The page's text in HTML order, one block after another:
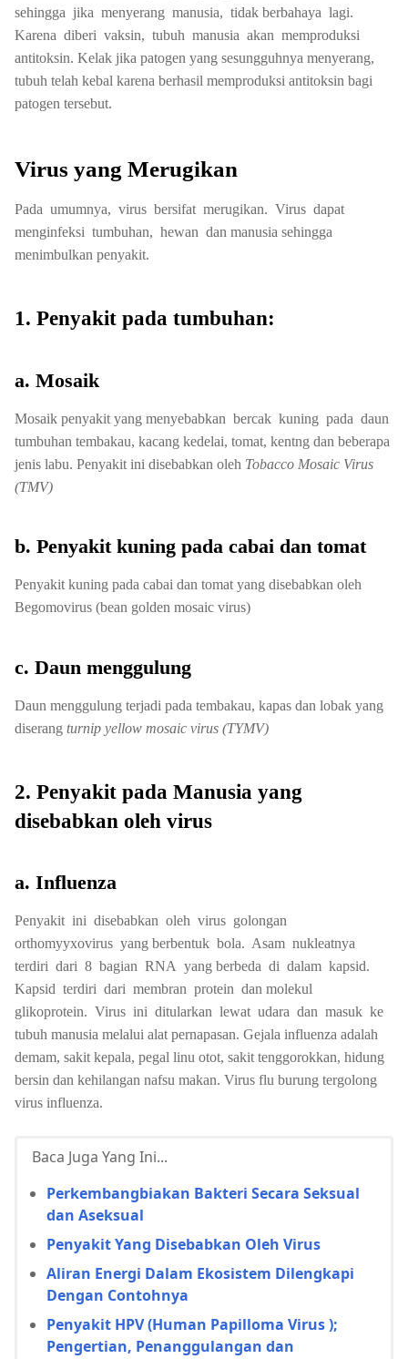
sehingga jika menyerang manusia, tidak berbahaya lagi.
Karena diberi vaksin, tubuh manusia akan memproduksi
antitoksin. Kelak jika patogen yang sesungguhnya menyerang,
tubuh telah kebal karena berhasil memproduksi antitoksin bagi
patogen tersebut.
Virus yang Merugikan
Pada umumnya, virus bersifat merugikan. Virus dapat
menginfeksi tumbuhan, hewan dan manusia sehingga
menimbulkan penyakit.
1. Penyakit pada tumbuhan:
a. Mosaik
Mosaik penyakit yang menyebabkan bercak kuning pada daun
tumbuhan tembakau, kacang kedelai, tomat, kentng dan beberapa
jenis labu. Penyakit ini disebabkan oleh Tobacco Mosaic Virus
(TMV)
b. Penyakit kuning pada cabai dan tomat
Penyakit kuning pada cabai dan tomat yang disebabkan oleh
Begomovirus (bean golden mosaic virus)
c. Daun menggulung
Daun menggulung terjadi pada tembakau, kapas dan lobak yang
diserang turnip yellow mosaic virus (TYMV)
2. Penyakit pada Manusia yang
disebabkan oleh virus
a. Influenza
Penyakit ini disebabkan oleh virus golongan
orthomyyxovirus yang berbentuk bola. Asam nukleatnya
terdiri dari 8 bagian RNA yang berbeda di dalam kapsid.
Kapsid terdiri dari membran protein dan molekul
glikoprotein. Virus ini ditularkan lewat udara dan masuk ke
tubuh manusia melalui alat pernapasan. Gejala influenza adalah
demam, sakit kepala, pegal linu otot, sakit tenggorokkan, hidung
bersin dan kehilangan nafsu makan. Virus flu burung tergolong
virus influenza.
Baca Juga Yang Ini...
Perkembangbiakan Bakteri Secara Seksual
dan Aseksual
Penyakit Yang Disebabkan Oleh Virus
Aliran Energi Dalam Ekosistem Dilengkapi
Dengan Contohnya
Penyakit HPV (Human Papilloma Virus );
Pengertian, Penanggulangan dan